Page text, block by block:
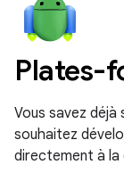
Plates-
Vous savez
souhaitez
directement à la